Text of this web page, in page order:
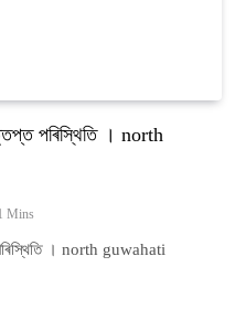
পৰিস্থিতি । north
Mins
। north guwahati